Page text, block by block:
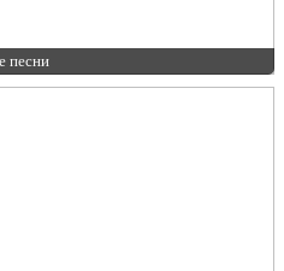
песни